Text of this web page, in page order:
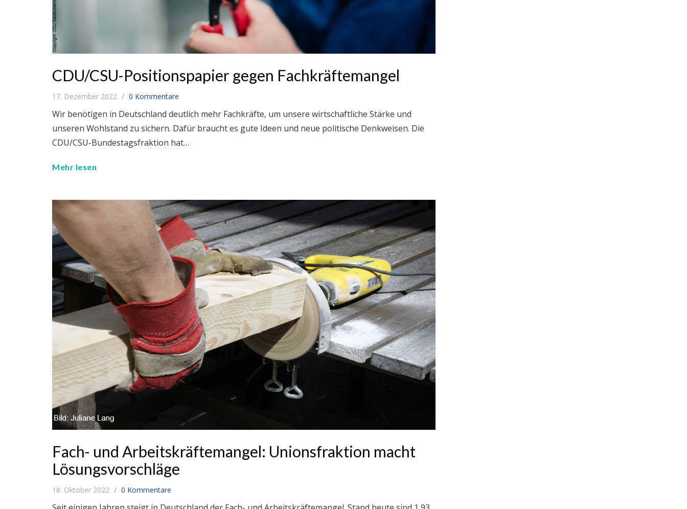
CDU/CSU-Positionspapier gegen Fachkräftemangel
17. Dezember 2022 0 Kommentare
Wir benötigen in Deutschland deutlich mehr Fachkräfte, um unsere wirtschaftliche Stärke und
unseren Wohlstand zu sichern. Dafür braucht es gute Ideen und neue politische Denkweisen. Die
CDU/CSU-Bundestagsfraktion hat…
Mehr lesen
Fach- und Arbeitskräftemangel: Unionsfraktion macht
Lösungsvorschläge
18. Oktober 2022 0 Kommentare